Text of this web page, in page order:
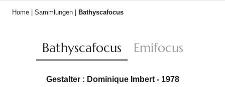
Home Sammlungen Bathyscafocus
Bathyscafocus Emifocus
Gestalter : Dominique Imbert - 1978